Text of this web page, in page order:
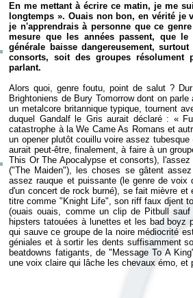
En me mettant à écrire ce matin, je me
longtemps». Ouais non bon, en vérité je
je n'apprendrais à personne que ce
mesure que les années passent, que
générale baisse dangereusement,
consorts, soit des groupes résolument
parlant.
Alors quoi, genre foutu, point de salut ?
Brightoniens de Bury Tomorrow dont on
un metalcore britannique typique, tournent
duquel Gandalf le Gris aurait déclaré : «
catastrophe à la We Came As Romans et
un opener plutôt couillu voire assez
aurait peut-être, finalement, à faire à un
This Or The Apocalypse et consorts),
("The Maiden"), les choses se gâtent
assez rauque et puissante (le genre de
d'un concert de rock burné), se fait mièvre
titre comme "Knight Life", son riff faux djent
(ouais ouais, comme un clip de Pitbull
hipsters tatouées à lunettes et les bad boyz
qui sauve ce groupe de la noire médiocrité
géniales et à sortir les dents suffisamment
beatdowns fatigants, de "Message To A
une voix claire qui lâche les chevaux émo, et